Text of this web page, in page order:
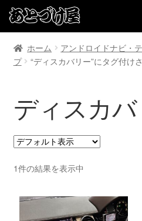
ホーム
アンドロイドナビ・
プ
“ディスカバリー”にタグ付け
ディスカ
1件の結果を表示中